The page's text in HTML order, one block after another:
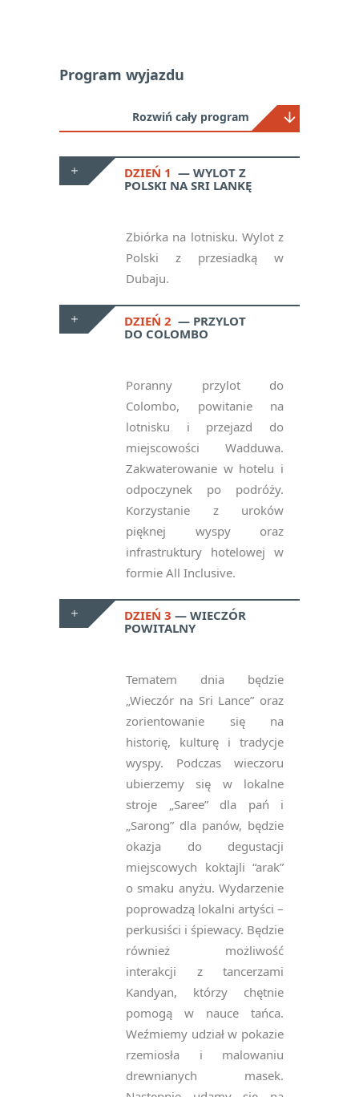
Program wyjazdu
Rozwiń cały program
DZIEŃ 1
WYLOT Z
POLSKI NA SRI LANKĘ
Zbiórka na lotnisku. Wylot z
Polski z przesiadką w
Dubaju.
DZIEŃ 2
PRZYLOT
DO COLOMBO
Poranny przylot do
Colombo, powitanie na
lotnisku i przejazd do
miejscowości Wadduwa.
Zakwaterowanie w hotelu i
odpoczynek po podróży.
Korzystanie z uroków
pięknej wyspy oraz
infrastruktury hotelowej w
formie All Inclusive.
DZIEŃ 3
WIECZÓR
POWITALNY
Tematem dnia będzie
„Wieczór na Sri Lance” oraz
zorientowanie się na
historię, kulturę i tradycje
wyspy. Podczas wieczoru
ubierzemy się w lokalne
stroje „Saree” dla pań i
„Sarong” dla panów, będzie
okazja do degustacji
miejscowych koktajli “arak”
o smaku anyżu. Wydarzenie
poprowadzą lokalni artyści –
perkusiści i śpiewacy. Będzie
również możliwość
interakcji z tancerzami
Kandyan, którzy chętnie
pomogą w nauce tańca.
Weźmiemy udział w pokazie
rzemiosła i malowaniu
drewnianych masek.